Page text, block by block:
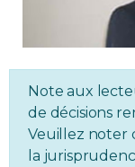
Copropriété
Note aux
de décisions
Veuillez noter
la